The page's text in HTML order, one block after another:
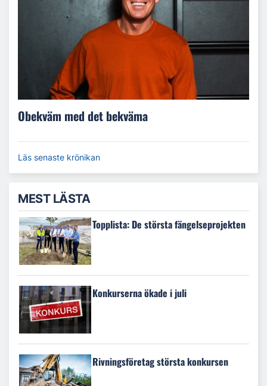
Obekväm med det bekväma
Läs senaste krönikan
MEST LÄSTA
Topplista: De största fängelseprojekten
Konkurserna ökade i juli
Rivningsföretag största konkursen